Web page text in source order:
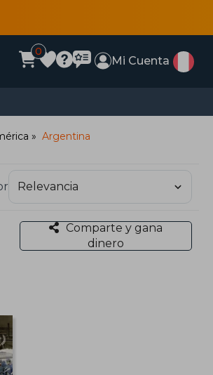
0
Mi Cuenta
Argentina
Comparte y gana
dinero